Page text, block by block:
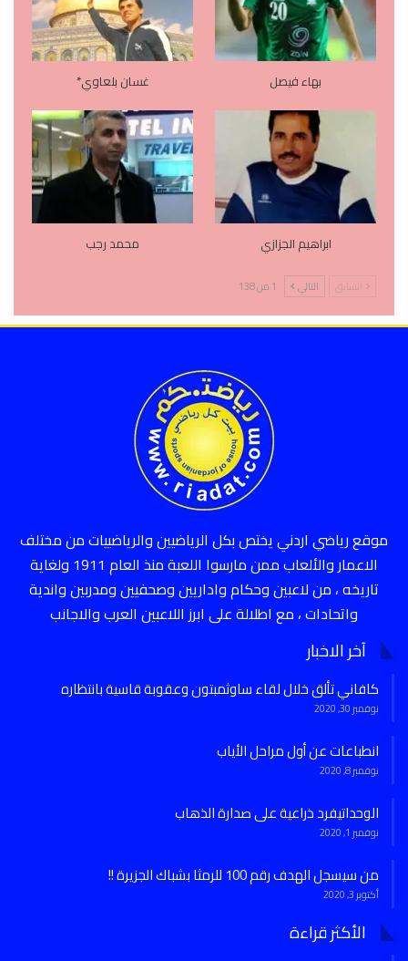
بهاء فيصل غسان بلعاوي*
ابراهيم الجزازي محمد رجب
السابق التالي 1 من 138
موقع رياضي اردني يختص بكل الرياضيين والرياضييات من مختلف
الاعمار والألعاب ممن مارسوا اللعبة منذ العام 1911 ولغاية
تاريخه ، من لاعبين وحكام واداريين وصحفيين ومدربين واندية
واتحادات ، مع اطلالة على ابرز اللاعبين العرب والاجانب
آخر الاخبار
كافاني تألق خلال لقاء ساوثمبتون وعقوبة قاسية بانتظاره
نوفمبر 30, 2020
انطباعات عن أول مراحل الأياب
نوفمبر 8, 2020
الوحداتيفرد ذراعية على صدارة الذهاب
نوفمبر 1, 2020
من سيسجل الهدف رقم 100 للرمثا بشباك الجزيرة !!
أكتوبر 3, 2020
الأكثر قراءة